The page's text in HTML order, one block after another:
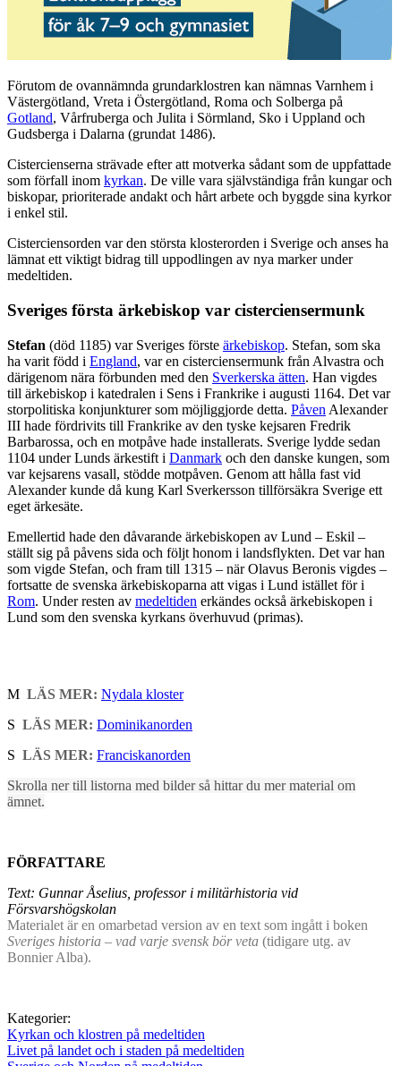
Förutom de ovannämnda grundarklostren kan nämnas Varnhem i
Västergötland, Vreta i Östergötland, Roma och Solberga på
Gotland, Vårfruberga och Julita i Sörmland, Sko i Uppland och
Gudsberga i Dalarna (grundat 1486).
Cistercienserna strävade efter att motverka sådant som de uppfattade
som förfall inom kyrkan. De ville vara självständiga från kungar och
biskopar, prioriterade andakt och hårt arbete och byggde sina kyrkor
i enkel stil.
Cisterciensorden var den största klosterorden i Sverige och anses ha
lämnat ett viktigt bidrag till uppodlingen av nya marker under
medeltiden.
Sveriges första ärkebiskop var cisterciensermunk
Stefan (död 1185) var Sveriges förste ärkebiskop. Stefan, som ska
ha varit född i England, var en cisterciensermunk från Alvastra och
därigenom nära förbunden med den Sverkerska ätten. Han vigdes
till ärkebiskop i katedralen i Sens i Frankrike i augusti 1164. Det var
storpolitiska konjunkturer som möjliggjorde detta. Påven Alexander
III hade fördrivits till Frankrike av den tyske kejsaren Fredrik
Barbarossa, och en motpåve hade installerats. Sverige lydde sedan
1104 under Lunds ärkestift i Danmark och den danske kungen, som
var kejsarens vasall, stödde motpåven. Genom att hålla fast vid
Alexander kunde då kung Karl Sverkersson tillförsäkra Sverige ett
eget ärkesäte.
Emellertid hade den dåvarande ärkebiskopen av Lund – Eskil –
ställt sig på påvens sida och följt honom i landsflykten. Det var han
som vigde Stefan, och fram till 1315 – när Olavus Beronis vigdes –
fortsatte de svenska ärkebiskoparna att vigas i Lund istället för i
Rom. Under resten av medeltiden erkändes också ärkebiskopen i
Lund som den svenska kyrkans överhuvud (primas).
M LÄS MER: Nydala kloster
S LÄS MER: Dominikanorden
S LÄS MER: Franciskanorden
Skrolla ner till listorna med bilder så hittar du mer material om
ämnet.
FÖRFATTARE
Text: Gunnar Åselius, professor i militärhistoria vid
Försvarshögskolan
Materialet är en omarbetad version av en text som ingått i boken
Sveriges historia – vad varje svensk bör veta (tidigare utg. av
Bonnier Alba).
Kategorier:
Kyrkan och klostren på medeltiden
Livet på landet och i staden på medeltiden